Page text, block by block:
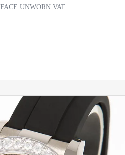
UNWORN VAT